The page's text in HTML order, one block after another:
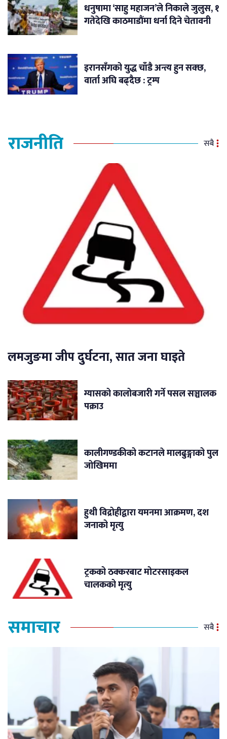
धनुषामा ‘साहु महाजन’ले निकाले जुलुस, १
गतेदेखि काठमाडौंमा धर्ना दिने चेतावनी
इरानसँगको युद्ध चाँडै अन्त्य हुन सक्छ,
वार्ता अघि बढ्दैछ : ट्रम्प
राजनीति सबै
लमजुङमा जीप दुर्घटना, सात जना घाइते
ग्यासको कालोबजारी गर्ने पसल सञ्चालक
पक्राउ
कालीगण्डकीको कटानले मालढुङ्गाको पुल
जोखिममा
हुथी विद्रोहीद्वारा यमनमा आक्रमण, दश
जनाको मृत्यु
ट्रकको ठक्करबाट मोटरसाइकल
चालकको मृत्यु
समाचार सबै